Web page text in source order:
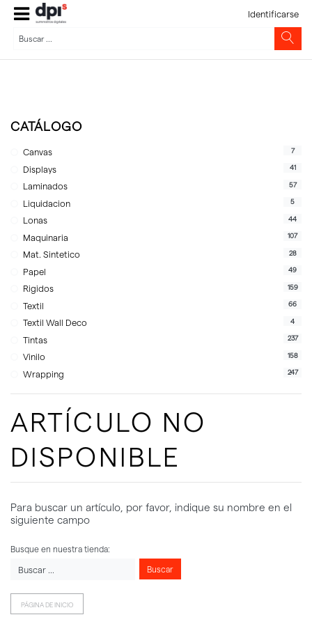
Identificarse
CATÁLOGO
Canvas 7
Displays 41
Laminados 57
Liquidacion 5
Lonas 44
Maquinaria 107
Mat. Sintetico 28
Papel 49
Rigidos 159
Textil 66
Textil Wall Deco 4
Tintas 237
Vinilo 158
Wrapping 247
ARTÍCULO NO
DISPONIBLE
Para buscar un artículo, por favor, indique su nombre en el
siguiente campo
Busque en nuestra tienda:
Buscar
PÁGINA DE INICIO